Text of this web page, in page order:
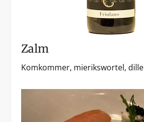
Zalm
Komkommer, mierikswortel, dille